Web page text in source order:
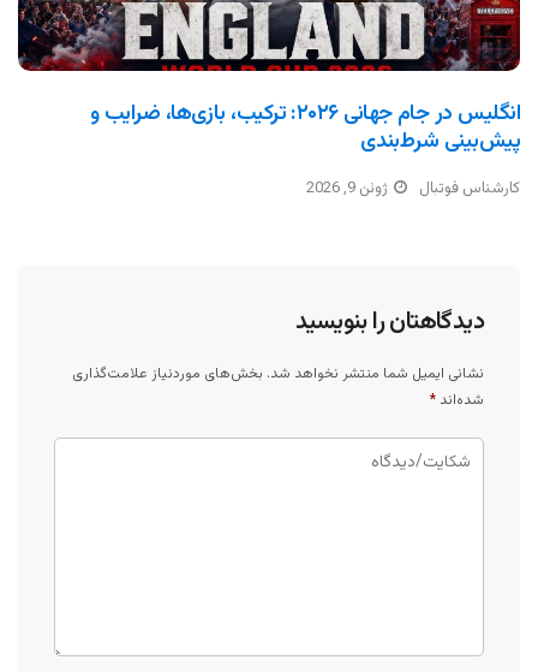
انگلیس در جام جهانی ۲۰۲۶: ترکیب، بازی‌ها، ضرایب و
پیش‌بینی شرط‌بندی
کارشناس فوتبال ژوئن 9, 2026
دیدگاهتان را بنویسید
نشانی ایمیل شما منتشر نخواهد شد. بخش‌های موردنیاز علامت‌گذاری
شده‌اند *